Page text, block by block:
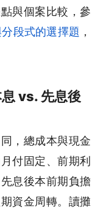
與個案比較，參
段式的選擇題 ，
vs. 先息後
，總成本與現金
付固定、前期利
息後本前期負擔
資金周轉。讀攤